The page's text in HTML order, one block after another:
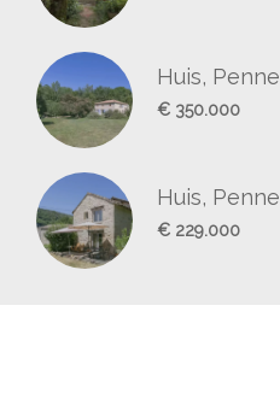
Huis, Penne
€ 350.000
Huis, Penne
€ 229.000